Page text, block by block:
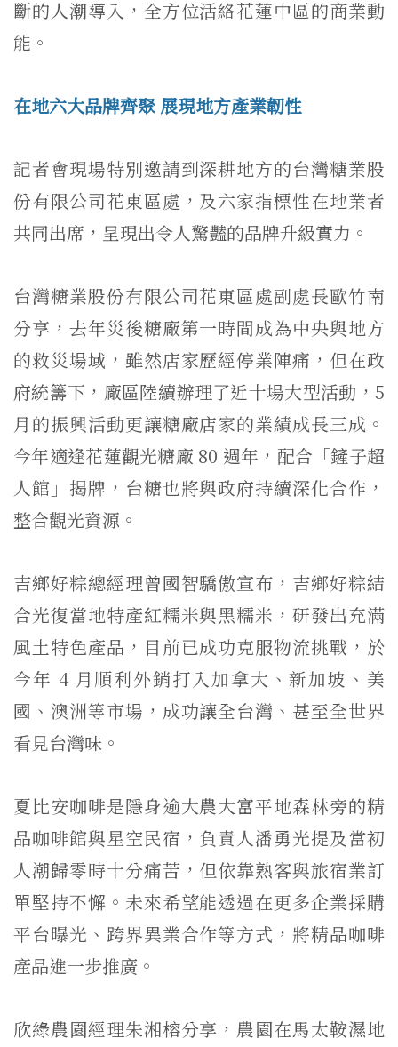
斷的人潮導入，全方位活絡花蓮中區的商業動
能。
在地六大品牌齊聚 展現地方產業韌性
記者會現場特別邀請到深耕地方的台灣糖業股
份有限公司花東區處，及六家指標性在地業者
共同出席，呈現出令人驚豔的品牌升級實力。
台灣糖業股份有限公司花東區處副處長歐竹南
分享，去年災後糖廠第一時間成為中央與地方
的救災場域，雖然店家歷經停業陣痛，但在政
府統籌下，廠區陸續辦理了近十場大型活動，5
月的振興活動更讓糖廠店家的業績成長三成。
今年適逢花蓮觀光糖廠 80 週年，配合「鏟子超
人館」揭牌，台糖也將與政府持續深化合作，
整合觀光資源。
吉鄉好粽總經理曾國智驕傲宣布，吉鄉好粽結
合光復當地特產紅糯米與黑糯米，研發出充滿
風土特色產品，目前已成功克服物流挑戰，於
今年 4 月順利外銷打入加拿大、新加坡、美
國、澳洲等市場，成功讓全台灣、甚至全世界
看見台灣味。
夏比安咖啡是隱身逾大農大富平地森林旁的精
品咖啡館與星空民宿，負責人潘勇光提及當初
人潮歸零時十分痛苦，但依靠熟客與旅宿業訂
單堅持不懈。未來希望能透過在更多企業採購
平台曝光、跨界異業合作等方式，將精品咖啡
產品進一步推廣。
欣綠農園經理朱湘榕分享，農園在馬太鞍濕地